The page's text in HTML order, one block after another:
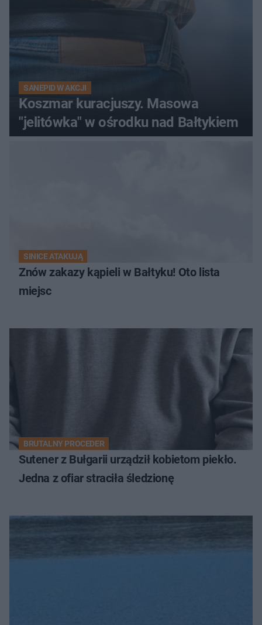
SANEPID W AKCJI
Koszmar kuracjuszy. Masowa
"jelitówka" w ośrodku nad Bałtykiem
SINICE ATAKUJĄ
Znów zakazy kąpieli w Bałtyku! Oto lista
miejsc
BRUTALNY PROCEDER
Sutener z Bułgarii urządził kobietom piekło.
Jedna z ofiar straciła śledzionę